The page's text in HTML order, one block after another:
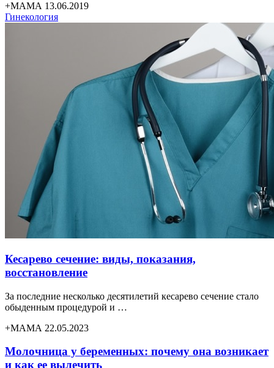
+МАМА 13.06.2019
Гинекология
Кесарево сечение: виды, показания,
восстановление
За последние несколько десятилетий кесарево сечение стало
обыденным процедурой и …
+МАМА 22.05.2023
Молочница у беременных: почему она возникает
и как ее вылечить